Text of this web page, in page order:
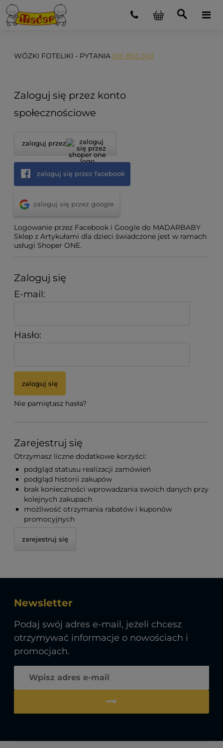
WÓZKI FOTELIKI - PYTANIA 691 803 043
Zaloguj się przez konto
społecznościowe
zaloguj przez
zaloguj się przez facebook
zaloguj się przez google
Logowanie przez Facebook i Google do MADARBABY
Sklep z Artykułami dla dzieci świadczone jest w ramach
usługi Shoper ONE.
Zaloguj się
E-mail:
Hasło:
zaloguj się
Nie pamiętasz hasła?
Zarejestruj się
Otrzymasz liczne dodatkowe korzyści:
podgląd statusu realizacji zamówień
podgląd historii zakupów
brak konieczności wprowadzania swoich danych przy
kolejnych zakupach
możliwość otrzymania rabatów i kuponów
promocyjnych
zarejestruj się
Newsletter
Podaj swój adres e-mail, jeżeli chcesz
otrzymywać informacje o nowościach i
promocjach.